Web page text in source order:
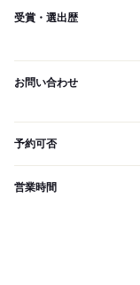
受賞・選出歴
お問い合わせ
予約可否
営業時間